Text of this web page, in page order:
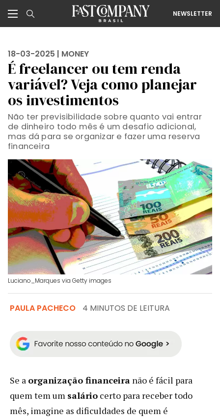
NEWSLETTER
18-03-2025 | MONEY
É freelancer ou tem renda
variável? Veja como planejar
os investimentos
Não ter previsibilidade sobre quanto vai entrar
de dinheiro todo mês é um desafio adicional,
mas dá para se organizar e fazer uma reserva
financeira
Luciano_Marques via Getty images
PAULA PACHECO 4 MINUTOS DE LEITURA
Se a organização financeira não é fácil para
quem tem um salário certo para receber todo
mês, imagine as dificuldades de quem é